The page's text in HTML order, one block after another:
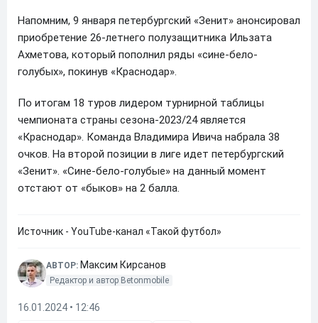
Напомним, 9 января петербургский «Зенит» анонсировал
приобретение 26-летнего полузащитника Ильзата
Ахметова, который пополнил ряды «сине-бело-
голубых», покинув «Краснодар».
По итогам 18 туров лидером турнирной таблицы
чемпионата страны сезона-2023/24 является
«Краснодар». Команда Владимира Ивича набрала 38
очков. На второй позиции в лиге идет петербургский
«Зенит». «Сине-бело-голубые» на данный момент
отстают от «быков» на 2 балла.
Источник - YouTube-канал «Такой футбол»
АВТОР: Максим Кирсанов
Редактор и автор Betonmobile
16.01.2024 • 12:46